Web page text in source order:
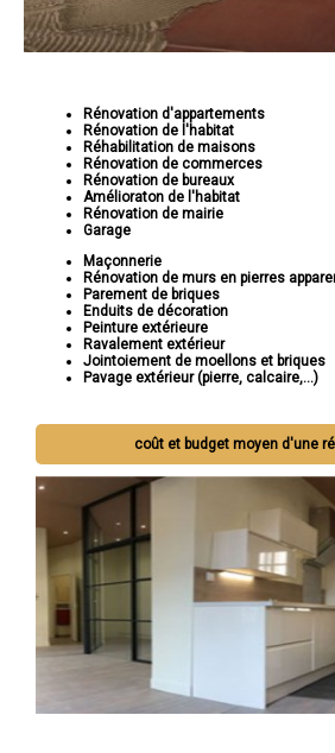
Rénovation d'appartements
Rénovation de l'habitat
Réhabilitation de maisons
Rénovation de commerces
Rénovation de bureaux
Amélioraton de l'habitat
Rénovation de mairie
Garage
Maçonnerie
Rénovation de murs en pierres
Parement de briques
Enduits de décoration
Peinture extérieure
Ravalement extérieur
Jointoiement de moellons et briques
Pavage extérieur (pierre, calcaire,...)
coût et budget moyen d'une